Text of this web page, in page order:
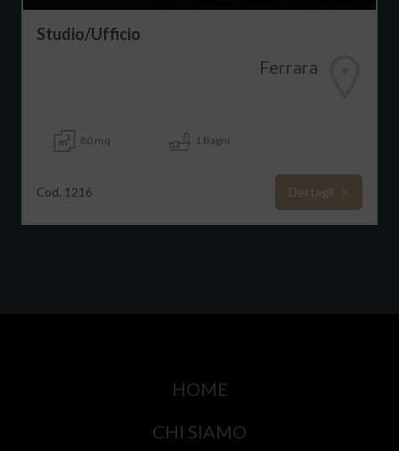
Studio/Ufficio
Ferrara
80 mq 1 Bagni
Cod. 1216 Dettagli
HOME
CHI SIAMO